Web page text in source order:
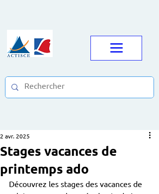
Stages vacances de
printemps ado
2 avr. 2025
Découvrez les stages des vacances de